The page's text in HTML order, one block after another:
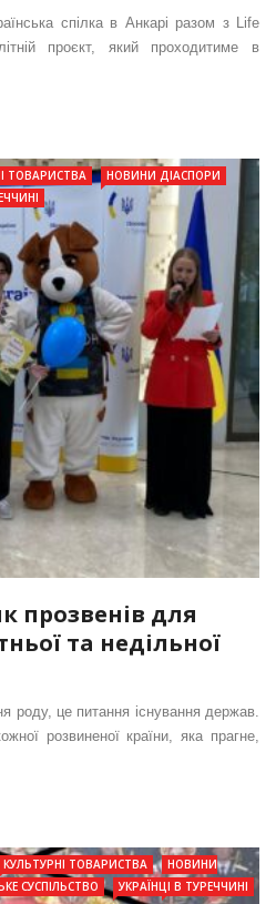
спілка в Анкарі разом з Life
проєкт, який проходитиме в
ТОВАРИСТВА
НОВИНИ ДІАСПОРИ
прозвенів для
та недільної
роду, це питання існування держав.
розвиненої країни, яка прагне,
КУЛЬТУРНІ ТОВАРИСТВА
НОВИНИ
СУСПІЛЬСТВО УКРАЇНЦІ В ТУРЕЧЧИНІ